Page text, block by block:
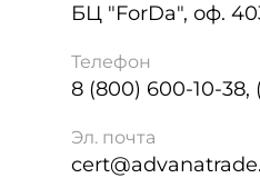
БЦ "ForDa", оф.
Телефон
8 (800) 600-10-38,
Эл. почта